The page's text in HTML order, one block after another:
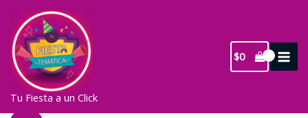
contenido
Tu Fiesta a un Click
$0